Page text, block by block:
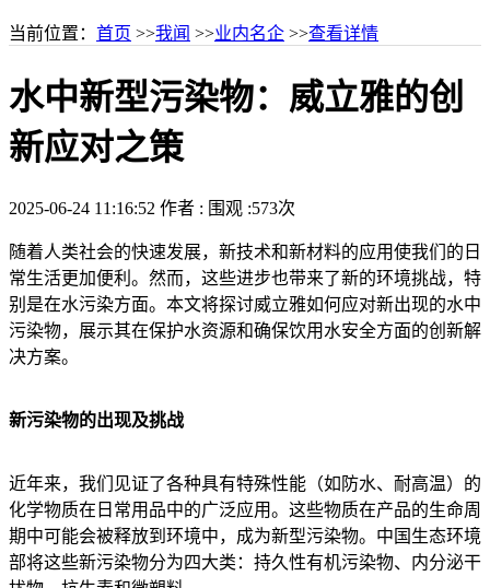
当前位置： 首页 >>我闻 >>业内名企 >>查看详情
水中新型污染物：威立雅的创
新应对之策
2025-06-24 11:16:52 作者 : 围观 :573次
随着人类社会的快速发展，新技术和新材料的应用使我们的日
常生活更加便利。然而，这些进步也带来了新的环境挑战，特
别是在水污染方面。本文将探讨威立雅如何应对新出现的水中
污染物，展示其在保护水资源和确保饮用水安全方面的创新解
决方案。
新污染物的出现及挑战
近年来，我们见证了各种具有特殊性能（如防水、耐高温）的
化学物质在日常用品中的广泛应用。这些物质在产品的生命周
期中可能会被释放到环境中，成为新型污染物。中国生态环境
部将这些新污染物分为四大类：持久性有机污染物、内分泌干